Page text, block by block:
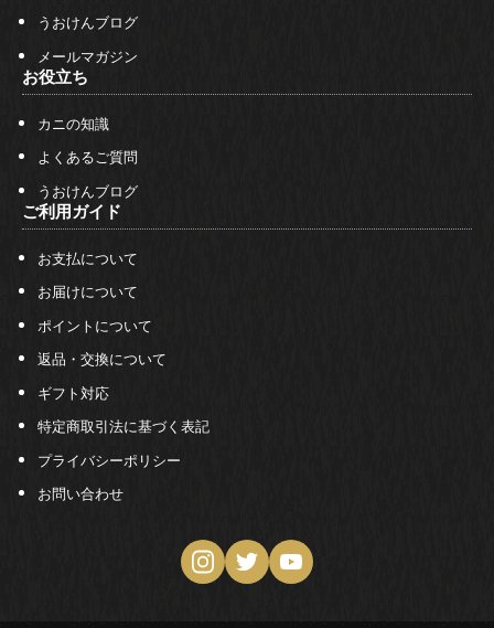
うおけんブログ
メールマガジン
お役立ち
カニの知識
よくあるご質問
うおけんブログ
ご利用ガイド
お支払について
お届けについて
ポイントについて
返品・交換について
ギフト対応
特定商取引法に基づく表記
プライバシーポリシー
お問い合わせ